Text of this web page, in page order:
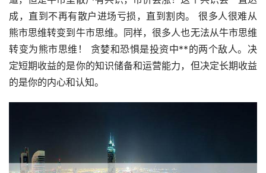
成，直到不再有散户进场亏损，直到割肉。 很多人很难从
熊市思维转变到牛市思维。同样，很多人也无法从牛市思维
转变为熊市思维！ 贪婪和恐惧是投资中**的两个敌人。决
定短期收益的是你的知识储备和运营能力，但决定长期收益
的是你的内心和认知。